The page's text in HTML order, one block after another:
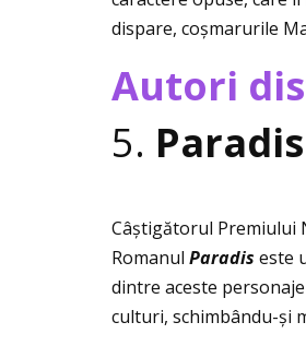
dispare, coșmarurile
Autori
5. Paradis
Câștigătorul Premiului
Romanul Paradis este
dintre aceste
culturi, schimbându-și